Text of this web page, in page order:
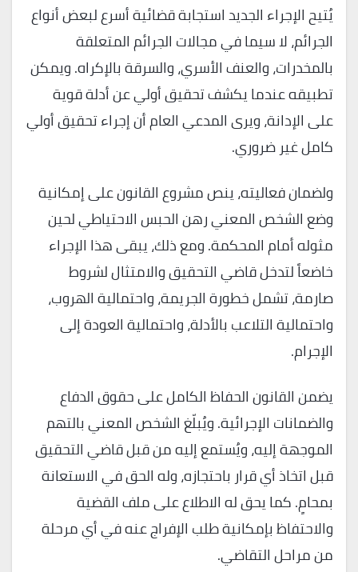
يُتيح الإجراء الجديد استجابة قضائية أسرع لبعض أنواع
الجرائم، لا سيما في مجالات الجرائم المتعلقة
بالمخدرات، والعنف الأسري، والسرقة بالإكراه. ويمكن
تطبيقه عندما يكشف تحقيق أولي عن أدلة قوية
على الإدانة، ويرى المدعي العام أن إجراء تحقيق أولي
كامل غير ضروري.
ولضمان فعاليته، ينص مشروع القانون على إمكانية
وضع الشخص المعني رهن الحبس الاحتياطي لحين
مثوله أمام المحكمة. ومع ذلك، يبقى هذا الإجراء
خاضعاً لتدخل قاضي التحقيق والامتثال لشروط
صارمة، تشمل خطورة الجريمة، واحتمالية الهروب،
واحتمالية التلاعب بالأدلة، واحتمالية العودة إلى
الإجرام.
يضمن القانون الحفاظ الكامل على حقوق الدفاع
والضمانات الإجرائية. ويُبلّغ الشخص المعني بالتهم
الموجهة إليه، ويُستمع إليه من قبل قاضي التحقيق
قبل اتخاذ أي قرار باحتجازه، وله الحق في الاستعانة
بمحامٍ. كما يحق له الاطلاع على ملف القضية
والاحتفاظ بإمكانية طلب الإفراج عنه في أي مرحلة
من مراحل التقاضي.